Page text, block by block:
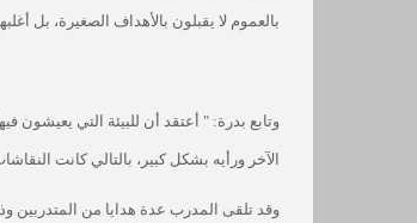
بالعموم لا يقبلون بالأهداف الصغيرة، بل
وتابع بدرة: " أعتقد أن للبيئة التي يعيشون
الآخر ورأيه بشكل كبير، بالتالي كانت
وقد تلقى المدرب عدة هدايا من المتدربين